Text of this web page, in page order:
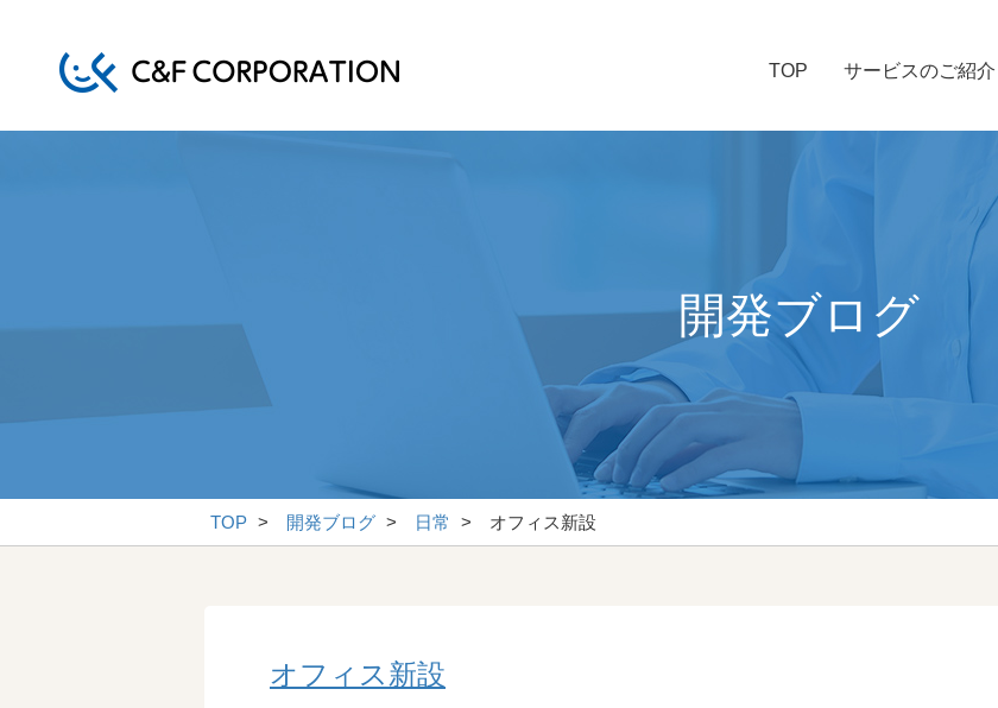
TOP サービスのご紹介
開発ブログ
TOP 開発ブログ 日常 オフィス新設
オフィス新設